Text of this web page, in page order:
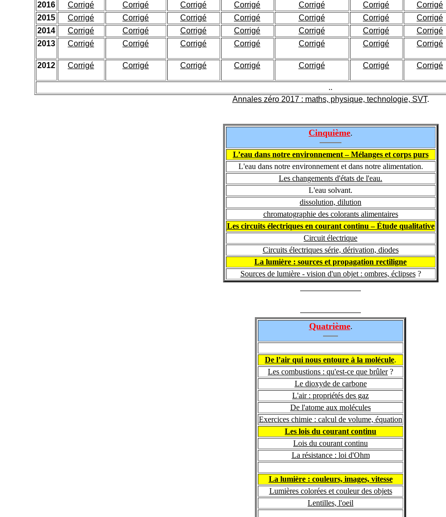
2016 Corrigé Corrigé Corrigé Corrigé Corrigé Corrigé Corrigé
2015
Corrigé Corrigé Corrigé Corrigé Corrigé Corrigé Corrigé
2014
Corrigé Corrigé Corrigé Corrigé Corrigé Corrigé Corrigé
2013
Corrigé Corrigé Corrigé Corrigé Corrigé Corrigé Corrigé
2012 Corrigé Corrigé Corrigé Corrigé Corrigé Corrigé Corrigé
..
Annales zéro 2017 : maths, physique, technologie, SVT.
Cinquième.
L’eau dans notre environnement – Mélanges et corps purs
L'eau dans notre environnement et dans notre alimentation.
Les changements d'états de l'eau.
L'eau solvant.
dissolution, dilution
chromatographie des colorants alimentaires
Les circuits électriques en courant continu – Étude qualitative
Circuit électrique
Circuits électriques série, dérivation, diodes
La lumière : sources et propagation rectiligne
Sources de lumière - vision d'un objet : ombres, éclipses?
Quatrième.
De l’air qui nous entoure à la molécule.
Les combustions : qu'est-ce que brûler?
Le dioxyde de carbone
L'air : propriétés des gaz
De l'atome aux molécules
Exercices chimie : calcul de volume, équation
Les lois du courant continu
Lois du courant continu
La résistance : loi d'Ohm
La lumière : couleurs, images, vitesse
Lumières colorées et couleur des objets
Lentilles, l'oeil